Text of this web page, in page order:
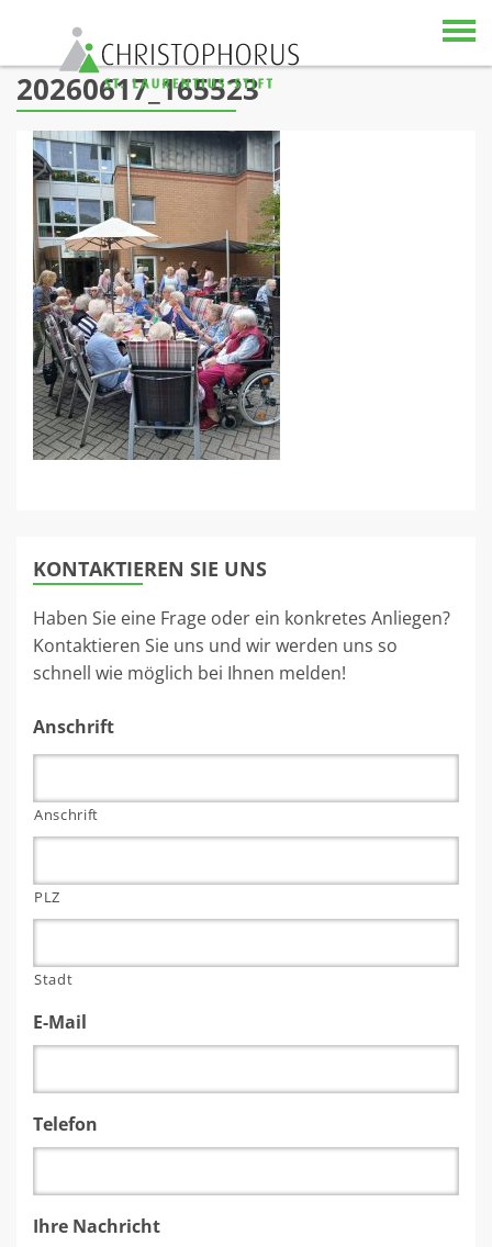
Skip to content
20260617_165523
KONTAKTIEREN SIE UNS
Haben Sie eine Frage oder ein konkretes Anliegen?
Kontaktieren Sie uns und wir werden uns so
schnell wie möglich bei Ihnen melden!
Anschrift
Anschrift
PLZ
Stadt
E-Mail
Telefon
Ihre Nachricht